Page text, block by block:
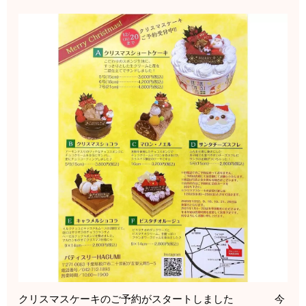
クリスマスケーキのご予約がスタートしました 今